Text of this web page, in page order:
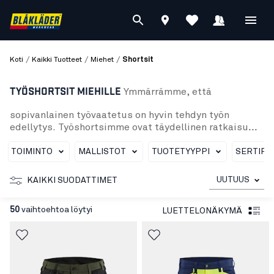
Koti / Kaikki Tuotteet / Miehet / Shortsit
TYÖSHORTSIT MIEHILLE Ymmärrämme, että
sopivanlainen työvaatetus on hyvin tehdyn työn
edellytys. Työshortsimme ovat täydellinen ratkaisu
palvelualalla työskenteleville miehille, kun säät
miesten riipputaskulliset shortsit 4-suuntaan
joustavasta kankaasta, jotka tarjoavat äärimmäistä
shortsit tarjoavat turvallisuuden lisäksi korkeaa
Riippumatta siitä, minkä tuotteen valitset
saat korkealaatuisen tuotteen, joka auttaa sinua
TOIMINTO MALLISTOT TUOTETYYPPI
KAIKKI SUODATTIMET UUTUUS
50 vaihtoehtoa löytyi LUETTELONÄKYMÄ